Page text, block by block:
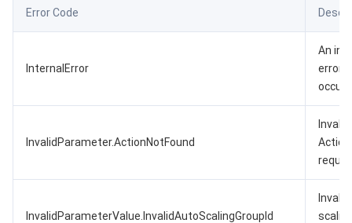
Error Code
InternalError
An
error
InvalidParameter.ActionNotFound
Invalid
Action
InvalidParameterValue.InvalidAutoScalingGroupId
Invalid